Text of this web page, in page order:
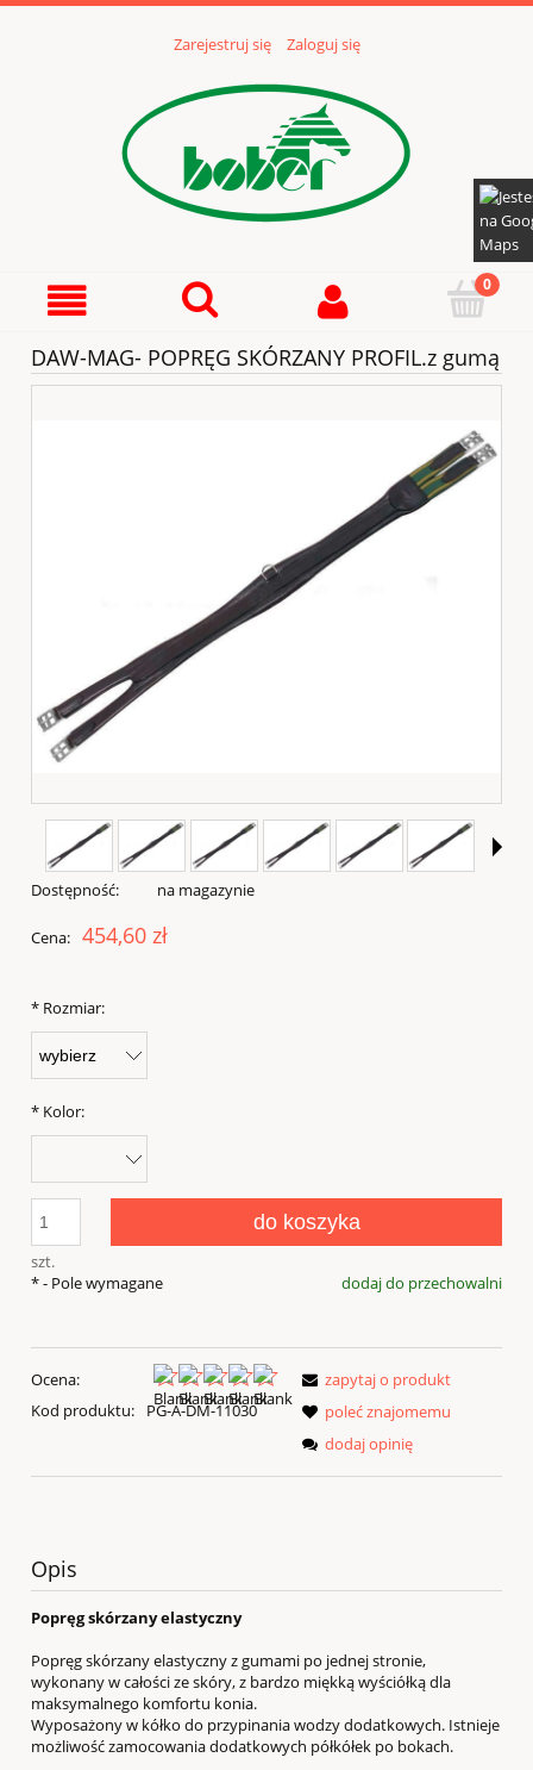
Zarejestruj się Zaloguj się
DAW-MAG- POPRĘG SKÓRZANY PROFIL.z gumą
Dostępność: na magazynie
Cena: 454,60 zł
* Rozmiar:
* Kolor:
szt.
do koszyka
dodaj do przechowalni
*- Pole wymagane
Ocena:
Kod produktu:
PG-A-DM-11030
zapytaj o produkt
poleć znajomemu
dodaj opinię
Opis
Popręg skórzany elastyczny
Popręg skórzany elastyczny z gumami po jednej stronie,
wykonany w całości ze skóry, z bardzo miękką wyściółką dla
maksymalnego komfortu konia.
Wyposażony w kółko do przypinania wodzy dodatkowych. Istnieje
możliwość zamocowania dodatkowych półkółek po bokach.